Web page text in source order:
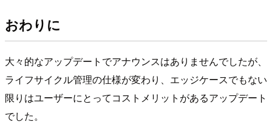
おわりに
大々的なアップデートでアナウンスはありませんでしたが、
ライフサイクル管理の仕様が変わり、エッジケースでもない
限りはユーザーにとってコストメリットがあるアップデート
でした。